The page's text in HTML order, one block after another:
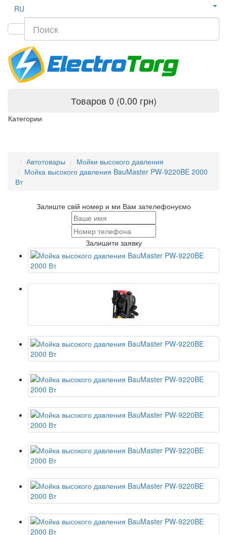
RU
Товаров 0 (0.00 грн)
Категории
Автотовары
Мойки высокого давления
Мойка высокого давления BauMaster PW-9220BE 2000
Вт
Залиште свій номер и ми Вам зателефонуємо
Залишити заявку